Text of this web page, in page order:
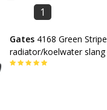
1
Gates 4168 Green Stripe
radiator/koelwater slang